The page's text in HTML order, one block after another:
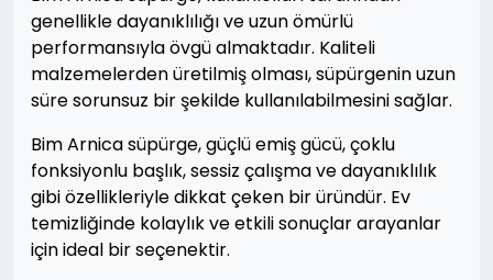
genellikle dayanıklılığı ve uzun ömürlü
performansıyla övgü almaktadır. Kaliteli
malzemelerden üretilmiş olması, süpürgenin uzun
süre sorunsuz bir şekilde kullanılabilmesini sağlar.
Bim Arnica süpürge, güçlü emiş gücü, çoklu
fonksiyonlu başlık, sessiz çalışma ve dayanıklılık
gibi özellikleriyle dikkat çeken bir üründür. Ev
temizliğinde kolaylık ve etkili sonuçlar arayanlar
için ideal bir seçenektir.